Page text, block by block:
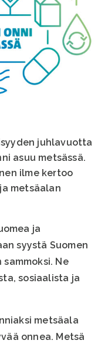
juhlavuotta
asuu metsässä.
ilme kertoo
metsäalan
ja
syystä Suomen
Ne
sosiaalista ja
metsäala
onnea. Metsä